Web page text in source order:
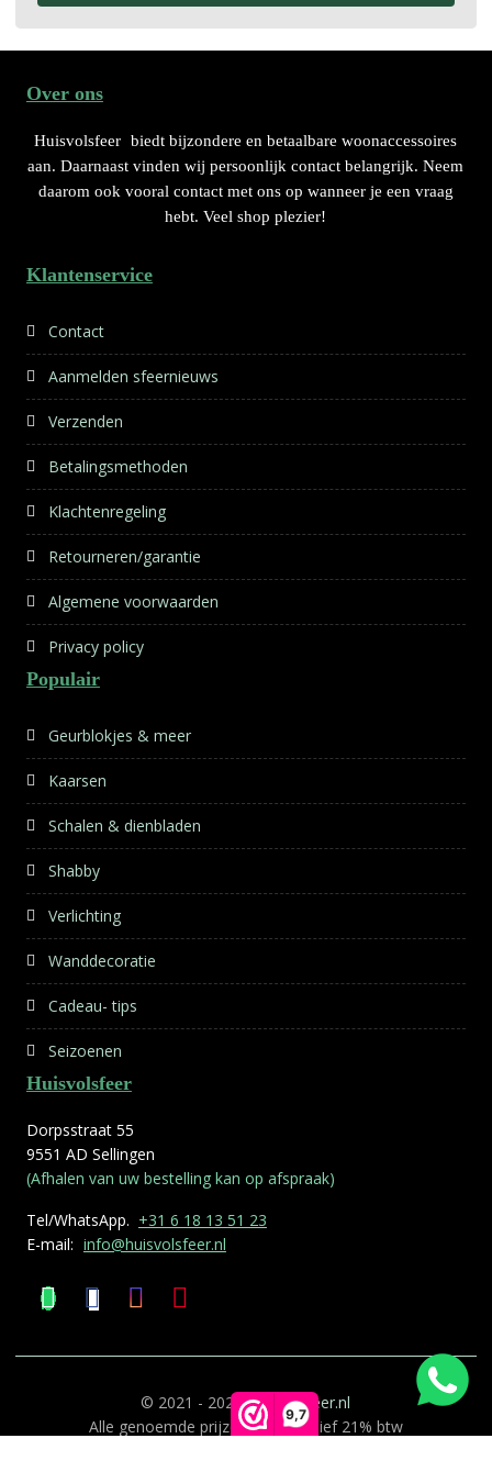
9,7
Over ons
Huisvolsfeer biedt bijzondere en betaalbare woonaccessoires
aan. Daarnaast vinden wij persoonlijk contact belangrijk. Neem
daarom ook vooral contact met ons op wanneer je een vraag
hebt. Veel shop plezier!
Klantenservice
Contact
Aanmelden sfeernieuws
Verzenden
Betalingsmethoden
Klachtenregeling
Retourneren/garantie
Algemene voorwaarden
Privacy policy
Populair
Geurblokjes & meer
Kaarsen
Schalen & dienbladen
Shabby
Verlichting
Wanddecoratie
Cadeau- tips
Seizoenen
Huisvolsfeer
Dorpsstraat 55
9551 AD Sellingen
(Afhalen van uw bestelling kan op afspraak)
Tel/WhatsApp. +31 6 18 13 51 23
E-mail: info@huisvolsfeer.nl
© 2021 - 2026Huisvolsfeer.nl
Alle genoemde prijzen zijn inclusief 21% btw